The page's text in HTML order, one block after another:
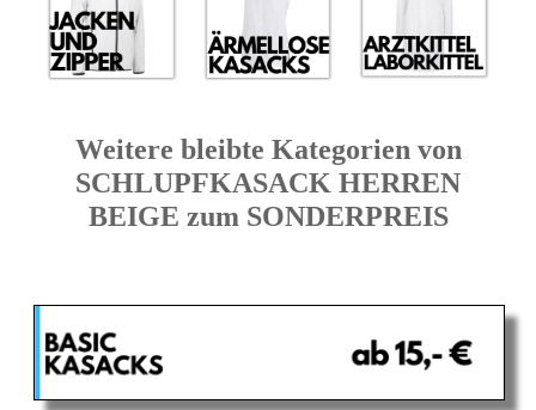
Weitere bleibte Kategorien von
SCHLUPFKASACK HERREN
BEIGE zum SONDERPREIS